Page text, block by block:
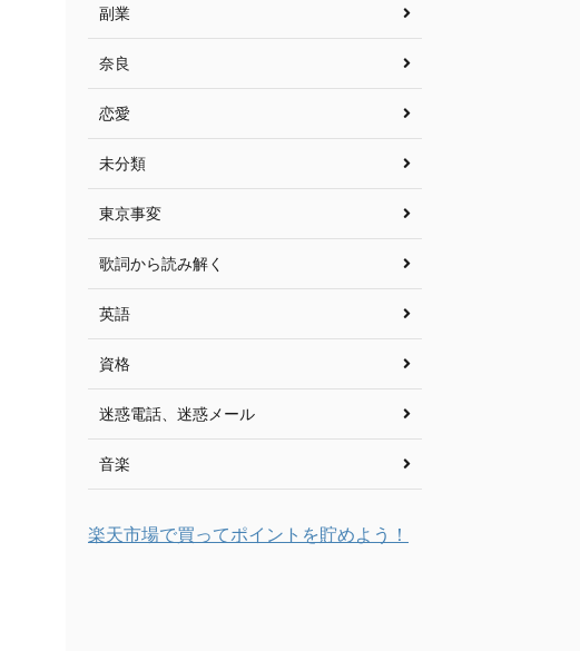
副業
奈良
恋愛
未分類
東京事変
歌詞から読み解く
英語
資格
迷惑電話、迷惑メール
音楽
楽天市場で買ってポイントを貯めよう！